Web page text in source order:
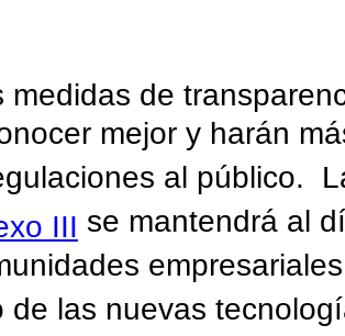
medidas de
mejor y harán
al público.
III se mantendrá al
de las nuevas